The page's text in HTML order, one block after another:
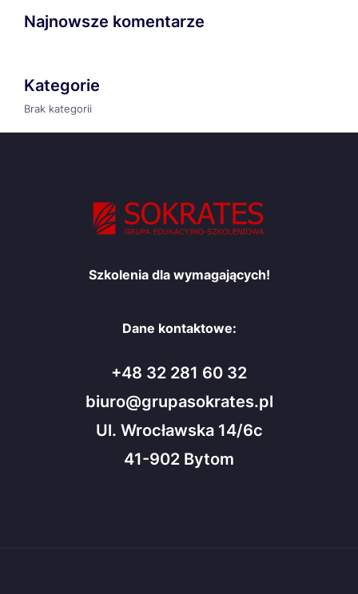
Najnowsze komentarze
Kategorie
Brak kategorii
Szkolenia dla wymagających!
Dane kontaktowe:
+48 32 281 60 32
biuro@grupasokrates.pl
Ul. Wrocławska 14/6c
41-902 Bytom